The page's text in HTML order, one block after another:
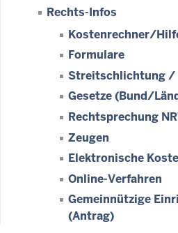
Rechts-Infos
Kostenrechner/
Formulare
Streitschlichtung /
Gesetze (Bund/
Rechtsprechung
Zeugen
Elektronische
Online-Verfahren
Gemeinnützige
(Antrag)